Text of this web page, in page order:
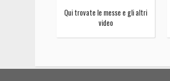
Qui trovate le messe e gli altri
video